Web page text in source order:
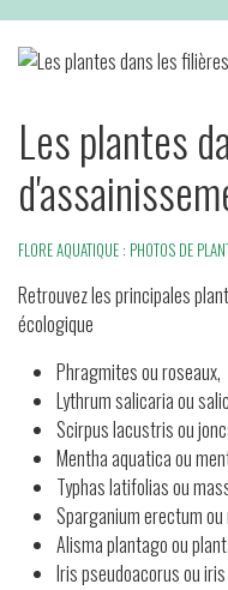
Les plantes
FLORE AQUATIQUE : PHOTOS DE
Retrouvez les principales
écologique
Phragmites ou roseaux,
Lythrum salicaria ou
Scirpus lacustris ou
Mentha aquatica ou
Typhas latifolias ou
Sparganium erectum
Alisma plantago ou
Iris pseudoacorus ou iris